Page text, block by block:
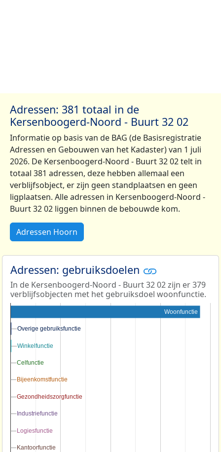
Adressen: 381 totaal in de
Kersenboogerd-Noord - Buurt 32 02
Informatie op basis van de BAG (de Basisregistratie
Adressen en Gebouwen van het Kadaster) van 1 juli
2026. De Kersenboogerd-Noord - Buurt 32 02 telt in
totaal 381 adressen, deze hebben allemaal een
verblijfsobject, er zijn geen standplaatsen en geen
ligplaatsen. Alle adressen in Kersenboogerd-Noord -
Buurt 32 02 liggen binnen de bebouwde kom.
Adressen Hoorn
Adressen: gebruiksdoelen
In de Kersenboogerd-Noord - Buurt 32 02 zijn er 379
verblijfsobjecten met het gebruiksdoel woonfunctie.
Woonfunctie
Overige gebruiksfunctie
Overige gebruiksfunctie
Winkelfunctie
Winkelfunctie
Celfunctie
Celfunctie
Bijeenkomstfunctie
Bijeenkomstfunctie
Gezondheidszorgfunctie
Gezondheidszorgfunctie
Industriefunctie
Industriefunctie
Logiesfunctie
Logiesfunctie
Kantoorfunctie
Kantoorfunctie